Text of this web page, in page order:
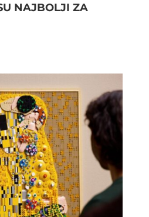
NAJBOLJI ZA